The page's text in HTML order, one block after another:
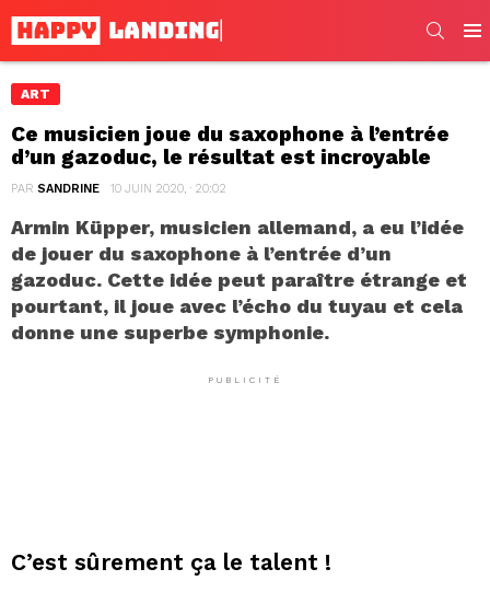
ART
Ce musicien joue du saxophone à l’entrée
d’un gazoduc, le résultat est incroyable
PAR SANDRINE 10 JUIN 2020, · 20:02
Armin Küpper, musicien allemand, a eu l’idée
de jouer du saxophone à l’entrée d’un
gazoduc. Cette idée peut paraître étrange et
pourtant, il joue avec l’écho du tuyau et cela
donne une superbe symphonie.
PUBLICITÉ
C’est sûrement ça le talent !